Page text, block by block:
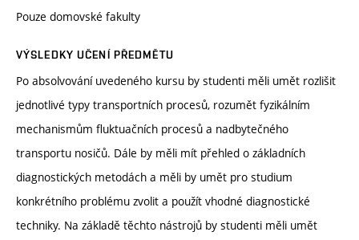
Pouze domovské fakulty
VÝSLEDKY UČENÍ PŘEDMĚTU
Po absolvování uvedeného kursu by studenti měli umět rozlišit
jednotlivé typy transportních procesů, rozumět fyzikálním
mechanismům fluktuačních procesů a nadbytečného
transportu nosičů. Dále by měli mít přehled o základních
diagnostických metodách a měli by umět pro studium
konkrétního problému zvolit a použít vhodné diagnostické
techniky. Na základě těchto nástrojů by studenti měli umět